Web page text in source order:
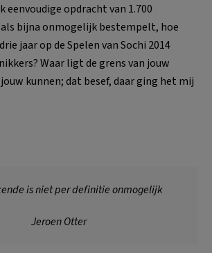
eenvoudige opdracht van 1.700
bijna onmogelijk bestempelt, hoe
jaar op de Spelen van Sochi 2014
Waar ligt de grens van jouw
kunnen; dat besef, daar ging het mij
is niet per definitie onmogelijk
Jeroen Otter